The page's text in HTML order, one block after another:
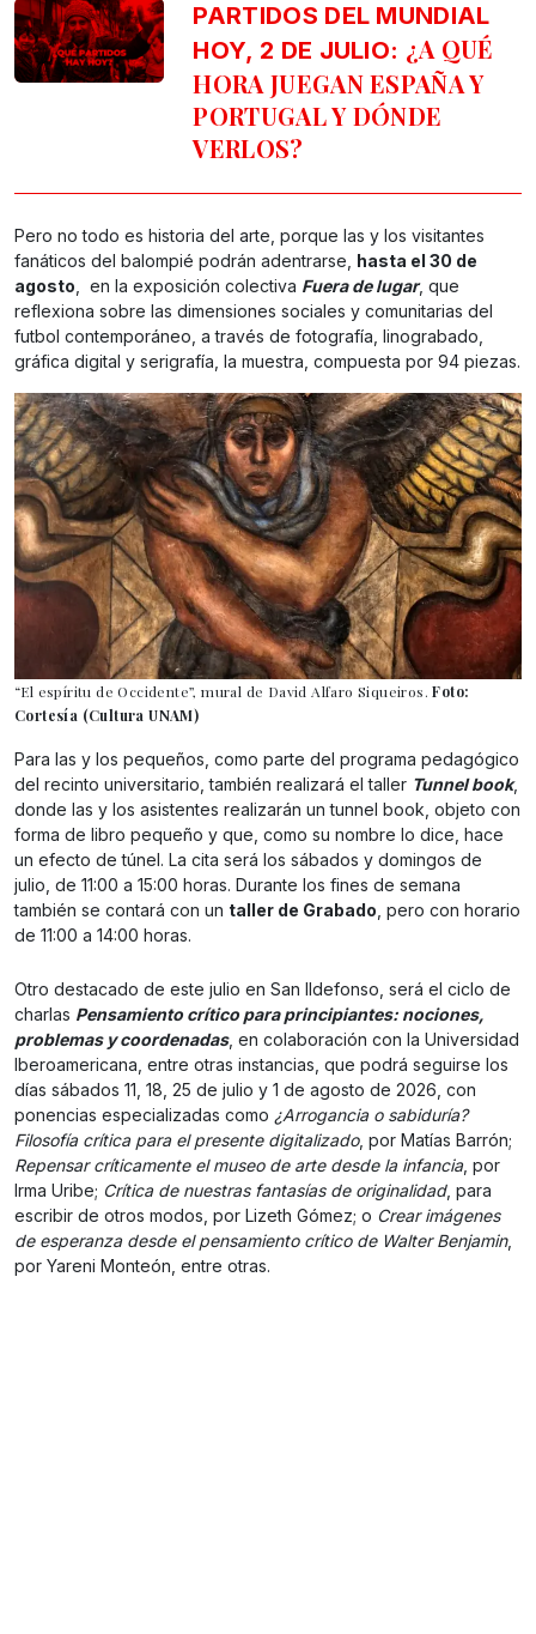
PARTIDOS DEL MUNDIAL
HOY, 2 DE JULIO: ¿A QUÉ
HORA JUEGAN ESPAÑA Y
PORTUGAL Y DÓNDE
VERLOS?
Pero no todo es historia del arte, porque las y los visitantes
fanáticos del balompié podrán adentrarse, hasta el 30 de
agosto, en la exposición colectiva Fuera de lugar, que
reflexiona sobre las dimensiones sociales y comunitarias del
futbol contemporáneo, a través de fotografía, linograbado,
gráfica digital y serigrafía, la muestra, compuesta por 94 piezas.
“El espíritu de Occidente”, mural de David Alfaro Siqueiros.Foto:
Cortesía (Cultura UNAM)
Para las y los pequeños, como parte del programa pedagógico
del recinto universitario, también realizará el taller Tunnel book,
donde las y los asistentes realizarán un tunnel book, objeto con
forma de libro pequeño y que, como su nombre lo dice, hace
un efecto de túnel. La cita será los sábados y domingos de
julio, de 11:00 a 15:00 horas. Durante los fines de semana
también se contará con un taller de Grabado , pero con horario
de 11:00 a 14:00 horas.
Otro destacado de este julio en San Ildefonso, será el ciclo de
charlas Pensamiento crítico para principiantes: nociones,
problemas y coordenadas, en colaboración con la Universidad
Iberoamericana, entre otras instancias, que podrá seguirse los
días sábados 11, 18, 25 de julio y 1 de agosto de 2026, con
ponencias especializadas como ¿Arrogancia o sabiduría?
Filosofía crítica para el presente digitalizado, por Matías Barrón;
Repensar críticamente el museo de arte desde la infancia, por
Irma Uribe; Crítica de nuestras fantasías de originalidad, para
escribir de otros modos, por Lizeth Gómez; o Crear imágenes
de esperanza desde el pensamiento crítico de Walter Benjamin,
por Yareni Monteón, entre otras.